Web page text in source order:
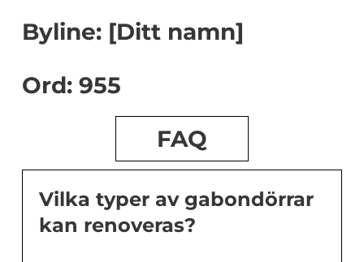
Byline: [Ditt namn]
Ord: 955
FAQ
Vilka typer av gabondörrar
kan renoveras?